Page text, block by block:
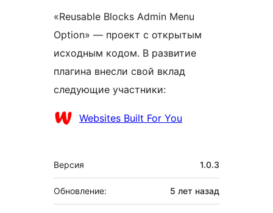
«Reusable Blocks Admin Menu
Option» — проект с открытым
исходным кодом. В развитие
плагина внесли свой вклад
следующие участники:
УчастникиWebsites Built For You
Мета
Версия 1.0.3
Обновление: 5 лет назад